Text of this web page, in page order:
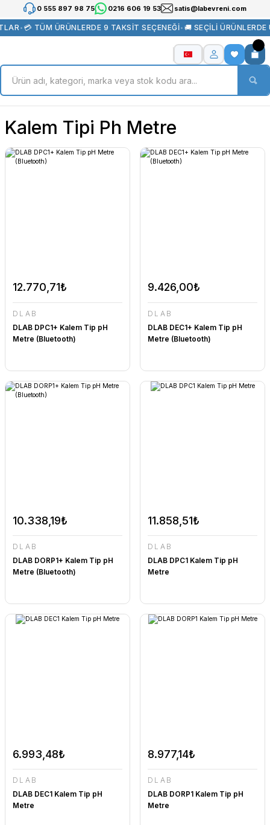
0 555 897 98 75 0216 606 19 53 satis@labevreni.com
•💳 TÜM ÜRÜNLERDE 9 TAKSİT SEÇENEĞİ•🚚 SEÇİLİ ÜRÜNLERDE
Kalem Tipi Ph Metre
12.770,71₺
DLAB
DLAB DPC1+ Kalem Tip pH
Metre (Bluetooth)
9.426,00₺
DLAB
DLAB DEC1+ Kalem Tip pH
Metre (Bluetooth)
10.338,19₺
DLAB
DLAB DORP1+ Kalem Tip pH
Metre (Bluetooth)
11.858,51₺
DLAB
DLAB DPC1 Kalem Tip pH
Metre
6.993,48₺
DLAB
DLAB DEC1 Kalem Tip pH
Metre
8.977,14₺
DLAB
DLAB DORP1 Kalem Tip pH
Metre